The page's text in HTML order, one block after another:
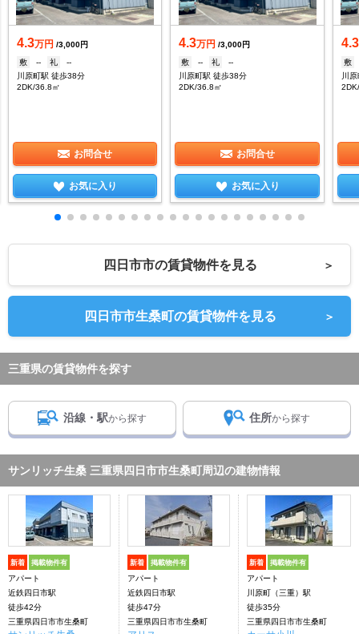
4.3万円 /3,000円
敷
-- 礼
--
川原町駅 徒歩38分
2DK/36.8㎡
お問合せ
お気に入り
4.3万円 /3,000円
敷
-- 礼
--
川原町駅 徒歩38分
2DK/36.8㎡
お問合せ
お気に入り
4.3
敷
川
四日市市の賃貸物件を見る ＞
四日市市生桑町の賃貸物件を見る ＞
三重県の賃貸物件を探す
沿線・駅から探す 住所から探す
サンリッチ生桑 三重県四日市市生桑町周辺の建物情報
新着 掲載物件有
アパート
近鉄四日市駅
徒歩42分
三重県四日市市生桑町
新着 掲載物件有
アパート
近鉄四日市駅
徒歩47分
三重県四日市市生桑町
新着 掲載物件有
アパート
川原町（三重）駅
徒歩35分
三重県四日市市生桑町